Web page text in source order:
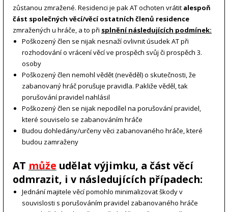
zůstanou zmražené. Residenci je pak AT ochoten vrátit alespoň
část společných věcí/věcí ostatních členů residence
zmražených u hráče, a to při splnění následujících podmínek:
Poškozený člen se nijak nesnaží ovlivnit úsudek AT při
rozhodování o vrácení věcí ve prospěch svůj či prospěch 3.
osoby
Poškozený člen nemohl vědět (nevěděl) o skutečnosti, že
zabanovaný hráč porušuje pravidla. Pakliže věděl, tak
porušování pravidel nahlásil
Poškozený člen se nijak nepodílel na porušování pravidel,
které souviselo se zabanováním hráče
Budou dohledány/určeny věci zabanovaného hráče, které
budou zamraženy
AT může udělat výjimku, a část věcí
odmrazit, i v následujících případech:
Jednání majitele věcí pomohlo minimalizovat škody v
souvislosti s porušováním pravidel zabanovaného hráče